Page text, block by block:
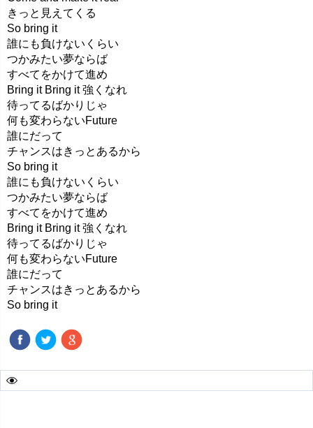
きっと見えてくる
So bring it
誰にも負けないくらい
つかみたい夢ならば
すべてをかけて進め
Bring it Bring it 強くなれ
待ってるばかりじゃ
何も変わらないFuture
誰にだって
チャンスはきっとあるから
So bring it
誰にも負けないくらい
つかみたい夢ならば
すべてをかけて進め
Bring it Bring it 強くなれ
待ってるばかりじゃ
何も変わらないFuture
誰にだって
チャンスはきっとあるから
So bring it